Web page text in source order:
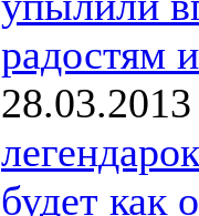
радостям
28.03.2013
легендарок
будет как